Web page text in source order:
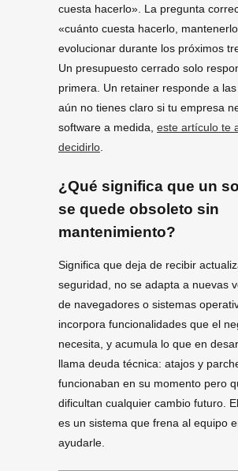
cuesta hacerlo». La pregunta
«cuánto cuesta hacerlo,
evolucionar durante los próximos
Un presupuesto cerrado solo
primera. Un retainer responde a
aún no tienes claro si tu empresa
software a medida, este artículo te
decidirlo
¿Qué significa que un
se quede obsoleto sin
mantenimiento?
Significa que deja de recibir
seguridad, no se adapta a nuevas
de navegadores o sistemas
incorpora funcionalidades que el
necesita, y acumula lo que en
llama deuda técnica: atajos y
funcionaban en su momento pero
dificultan cualquier cambio futuro.
es un sistema que frena al equipo
ayudarle.